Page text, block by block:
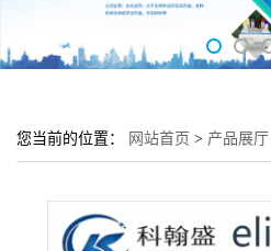
您当前的位置： 网站首页 > 产品展厅